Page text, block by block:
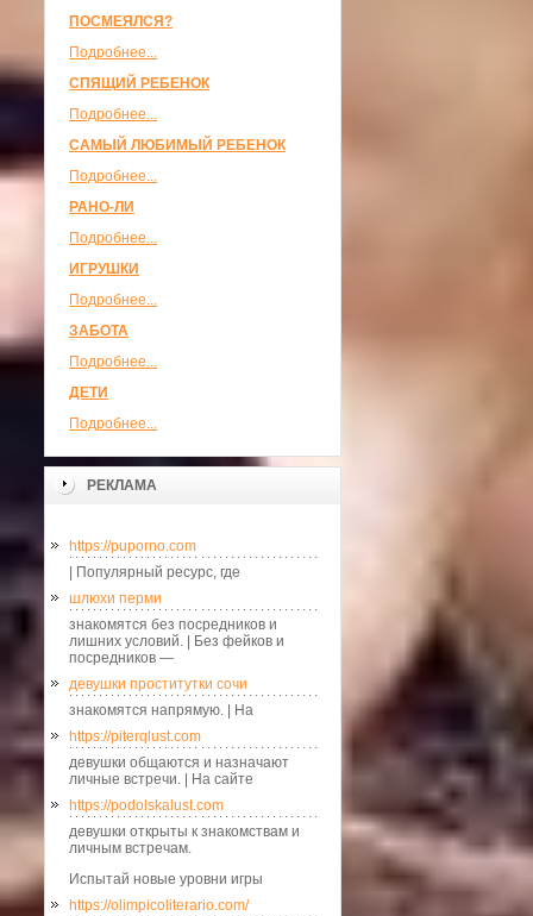
ПОСМЕЯЛСЯ?
Подробнее...
СПЯЩИЙ РЕБЕНОК
Подробнее...
САМЫЙ ЛЮБИМЫЙ РЕБЕНОК
Подробнее...
РАНО-ЛИ
Подробнее...
ИГРУШКИ
Подробнее...
ЗАБОТА
Подробнее...
ДЕТИ
Подробнее...
РЕКЛАМА
https://puporno.com
| Популярный ресурс, где
шлюхи перми
знакомятся без посредников и
лишних условий. | Без фейков и
посредников —
девушки проститутки сочи
знакомятся напрямую. | На
https://piterqlust.com
девушки общаются и назначают
личные встречи. | На сайте
https://podolskalust.com
девушки открыты к знакомствам и
личным встречам.
Испытай новые уровни игры
https://olimpicoliterario.com/